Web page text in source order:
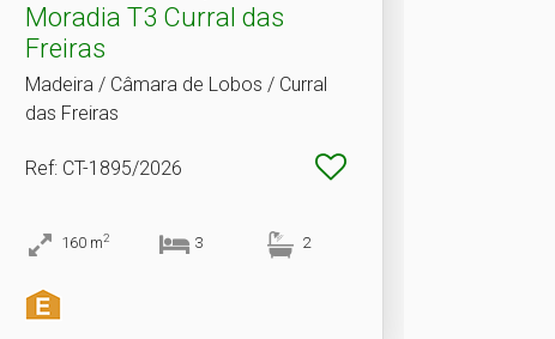
Moradia T3 Curral das
Freiras
Madeira / Câmara de Lobos / Curral
das Freiras
Ref: CT-1895/2026
160 m2 3 2